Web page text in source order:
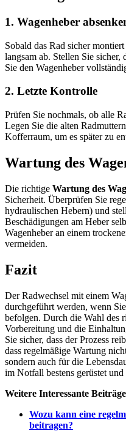
1. Wagenheber
Sobald das Rad sicher
langsam ab. Stellen Sie sicher,
Sie den Wagenheber
2. Letzte Kontrolle
Prüfen Sie nochmals, ob alle
Legen Sie die alten
Kofferraum, um es später zu
Wartung des
Die richtige Wartung des
Sicherheit. Überprüfen Sie
hydraulischen Hebern) und
Beschädigungen am Heber
Wagenheber an einem
vermeiden.
Fazit
Der Radwechsel mit einem
durchgeführt werden, wenn
befolgen. Durch die Wahl des
Vorbereitung und die
Sie sicher, dass der Prozess
dass regelmäßige Wartung
sondern auch für die
im Notfall bestens gerüstet
Weitere Interessante
Wozu kann eine
beitragen?